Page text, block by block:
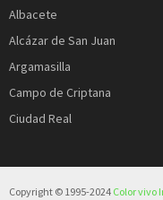
Albacete
Alcázar de San Juan
Argamasilla
Campo de Criptana
Ciudad Real
Copyright © 1995-2024 Color vivo